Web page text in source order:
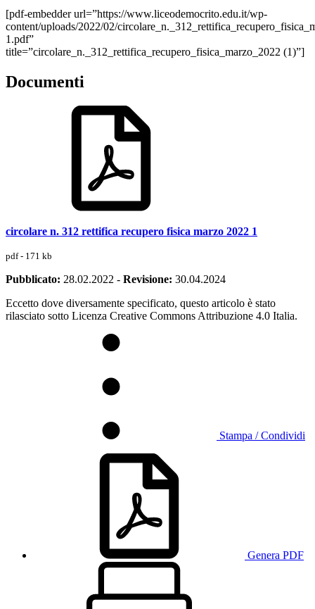
[pdf-embedder url=”https://www.liceodemocrito.edu.it/wp-
content/uploads/2022/02/
1.pdf”
title=”circolare_n._312_rettifica_recupero_fisica_marzo_2022 (1)”]
Documenti
circolare n. 312 rettifica recupero fisica marzo 2022 1
pdf - 171 kb
Pubblicato: 28.02.2022 - Revisione: 30.04.2024
Eccetto dove diversamente specificato, questo articolo è stato
rilasciato sotto Licenza Creative Commons Attribuzione 4.0 Italia.
Stampa / Condividi
Genera PDF